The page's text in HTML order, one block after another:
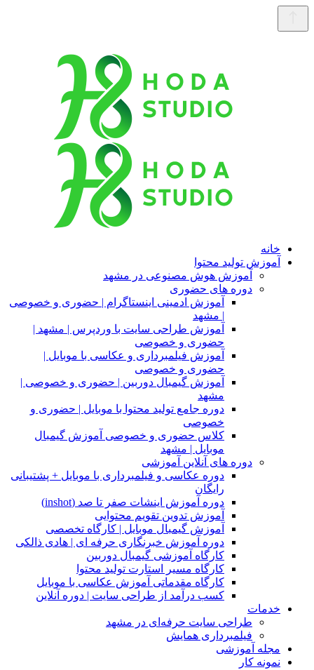
خانه
آموزش تولید محتوا
آموزش هوش مصنوعی در مشهد
دوره های حضوری
آموزش ادمینی اینستاگرام | حضوری و خصوصی
| مشهد
آموزش طراحی سایت با وردپرس | مشهد |
حضوری و خصوصی
آموزش فیلمبرداری و عکاسی با موبایل |
حضوری و خصوصی
آموزش گیمبال دوربین | حضوری و خصوصی |
مشهد
دوره جامع تولید محتوا با موبایل | حضوری و
خصوصی
کلاس حضوری و خصوصی آموزش گیمبال
موبایل | مشهد
دوره های آنلاین آموزشی
دوره عکاسی و فیلمبرداری با موبایل + پشتیبانی
رایگان
دوره آموزش اینشات صفر تا صد (inshot)
آموزش تدوین تقویم محتوایی
آموزش گیمبال موبایل | کارگاه تخصصی
دوره آموزش خبرنگاری حرفه ای | هادی ذالکی
کارگاه آموزشی گیمبال دوربین
کارگاه مسیر استارت تولید محتوا
کارگاه مقدماتی آموزش عکاسی با موبایل
کسب درآمد از طراحی سایت | دوره آنلاین
خدمات
طراحی سایت حرفه‌ای در مشهد
فیلمبرداری همایش
مجله آموزشی
نمونه کار